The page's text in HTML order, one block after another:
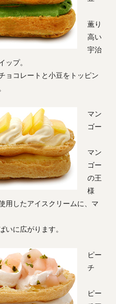
薫り
高い
宇治
ップ。
ョコレートと小豆をトッピン
マン
ゴー
マン
ゴー
の王
様
用したアイスクリームに、マ
いに広がります。
ピー
チ
ピー